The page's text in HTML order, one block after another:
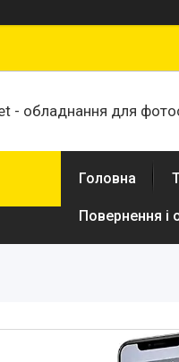
- обладнання для
Головна
Повернення і